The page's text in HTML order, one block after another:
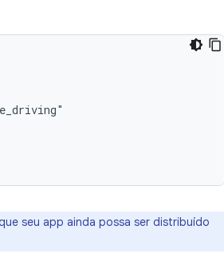
seu app ainda possa ser distribuído